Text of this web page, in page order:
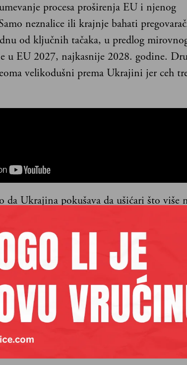
procesa proširenja EU i njenog
neznalice ili krajnje bahati
od ključnih tačaka, u predlog
u EU 2027, najkasnije 2028. godine.
velikodušni prema Ukrajini jer ceh
da Ukrajina pokušava da ušićari što više
manje od brzog članstva u EU, oslanjajući